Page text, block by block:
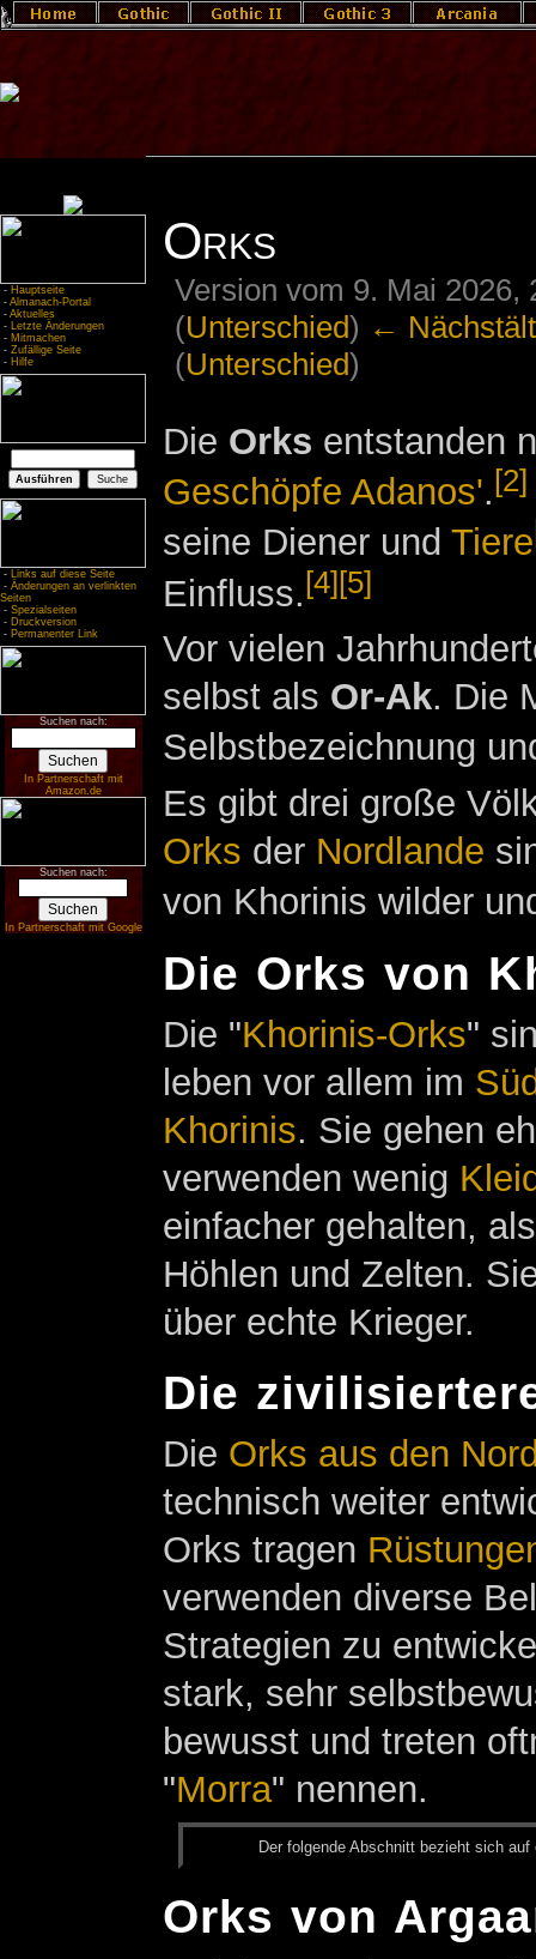
- Hauptseite
- Almanach-Portal
- Aktuelles
- Letzte Änderungen
- Mitmachen
- Zufällige Seite
- Hilfe
- Links auf diese Seite
- Änderungen an verlinkten
Seiten
- Spezialseiten
- Druckversion
- Permanenter Link
Suchen nach:
In Partnerschaft mit
Amazon.de
Suchen nach:
In Partnerschaft mit Google
Orks
Version vom 9. Mai
(Unterschied) ←
(Unterschied)
Die Orks entstanden
Geschöpfe Adanos'. [2]
seine Diener und Tiere
Einfluss.[4][5]
Vor vielen
selbst als Or-Ak. Die
Selbstbezeichnung
Es gibt drei große
Orks der Nordlande
von Khorinis wilder
Die Orks von
Die "Khorinis-Orks"
leben vor allem im
Khorinis. Sie gehen
verwenden wenig
einfacher gehalten,
Höhlen und Zelten.
über echte Krieger.
Die
Die Orks aus den
technisch weiter
Orks tragen
verwenden diverse
Strategien zu
stark, sehr
bewusst und treten
"Morra" nennen.
Der fol­gen­de Ab­schnitt be­zieht sich
Orks von